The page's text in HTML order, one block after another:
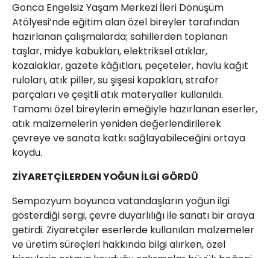
Gonca Engelsiz Yaşam Merkezi İleri Dönüşüm
Atölyesi’nde eğitim alan özel bireyler tarafından
hazırlanan çalışmalarda; sahillerden toplanan
taşlar, midye kabukları, elektriksel atıklar,
kozalaklar, gazete kâğıtları, peçeteler, havlu kağıt
ruloları, atık piller, su şişesi kapakları, strafor
parçaları ve çeşitli atık materyaller kullanıldı.
Tamamı özel bireylerin emeğiyle hazırlanan eserler,
atık malzemelerin yeniden değerlendirilerek
çevreye ve sanata katkı sağlayabileceğini ortaya
koydu.
ZİYARETÇİLERDEN YOĞUN İLGİ GÖRDÜ
Sempozyum boyunca vatandaşların yoğun ilgi
gösterdiği sergi, çevre duyarlılığı ile sanatı bir araya
getirdi. Ziyaretçiler eserlerde kullanılan malzemeler
ve üretim süreçleri hakkında bilgi alırken, özel